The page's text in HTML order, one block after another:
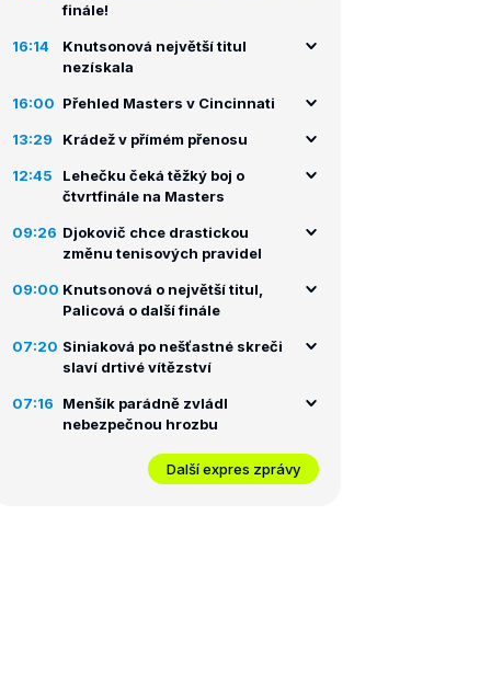
finále!
16:14
Knutsonová největší titul
nezískala
16:00 Přehled Masters v Cincinnati
13:29 Krádež v přímém přenosu
12:45
Lehečku čeká těžký boj o
čtvrtfinále na Masters
09:26 Djokovič chce drastickou
změnu tenisových pravidel
09:00 Knutsonová o největší titul,
Palicová o další finále
07:20 Siniaková po nešťastné skreči
slaví drtivé vítězství
07:16
Menšík parádně zvládl
nebezpečnou hrozbu
Další expres zprávy